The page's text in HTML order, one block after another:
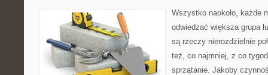
Wszystko naokoło, każde
odwiedzać większa grupa
są rzeczy nierozdzielnie
też, co najmniej, z co
sprzątanie. Jakoby